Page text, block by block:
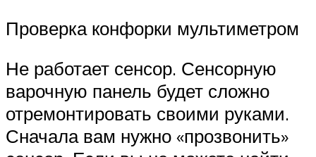
Проверка конфорки мультиметром
Не работает сенсор. Сенсорную
варочную панель будет сложно
отремонтировать своими руками.
Сначала вам нужно «прозвонить»